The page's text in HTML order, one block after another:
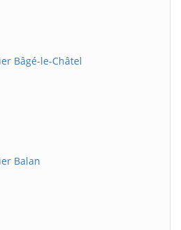
Bâgé-le-Châtel
Balan